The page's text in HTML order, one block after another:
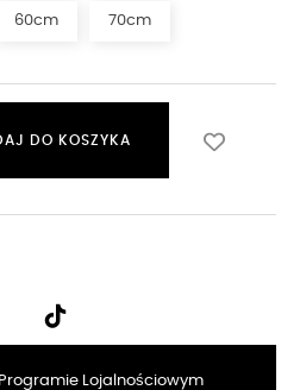
60cm 70cm
DO KOSZYKA
Lojalnościowym